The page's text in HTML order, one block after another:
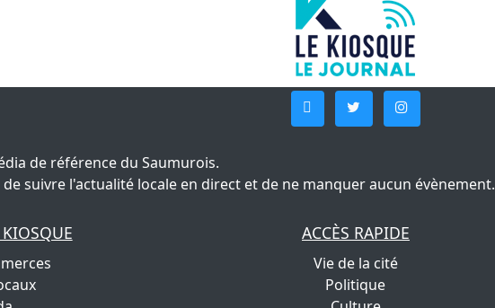
de référence du Saumurois.
suivre l'actualité locale en direct et de ne manquer aucun évènement.
ACCÈS RAPIDE
Vie de la cité
Politique